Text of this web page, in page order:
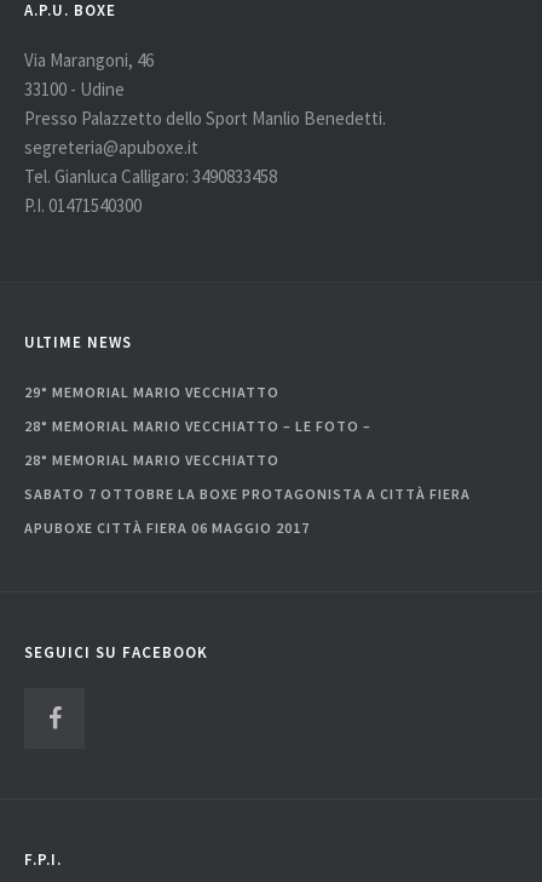
A.P.U. BOXE
Via Marangoni, 46
33100 - Udine
Presso Palazzetto dello Sport Manlio Benedetti.
segreteria@apuboxe.it
Tel. Gianluca Calligaro: 3490833458
P.I. 01471540300
ULTIME NEWS
29° MEMORIAL MARIO VECCHIATTO
28° MEMORIAL MARIO VECCHIATTO – LE FOTO –
28° MEMORIAL MARIO VECCHIATTO
SABATO 7 OTTOBRE LA BOXE PROTAGONISTA A CITTÀ FIERA
APUBOXE CITTÀ FIERA 06 MAGGIO 2017
SEGUICI SU FACEBOOK
F.P.I.